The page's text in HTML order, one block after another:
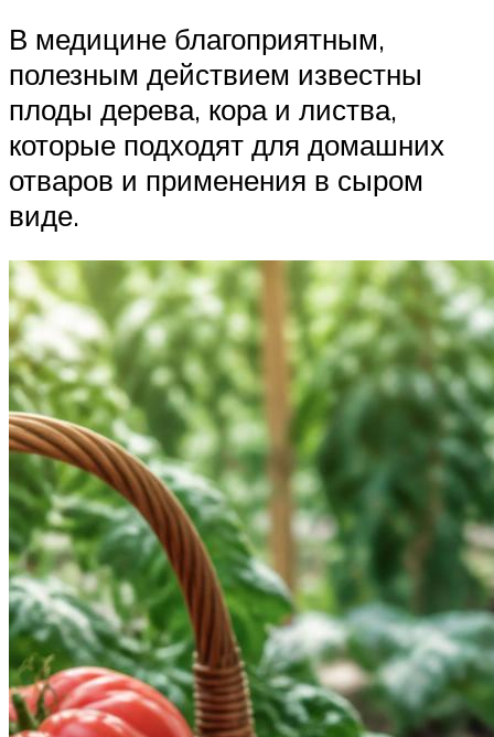
В медицине благоприятным,
полезным действием известны
плоды дерева, кора и листва,
которые подходят для домашних
отваров и применения в сыром
виде.